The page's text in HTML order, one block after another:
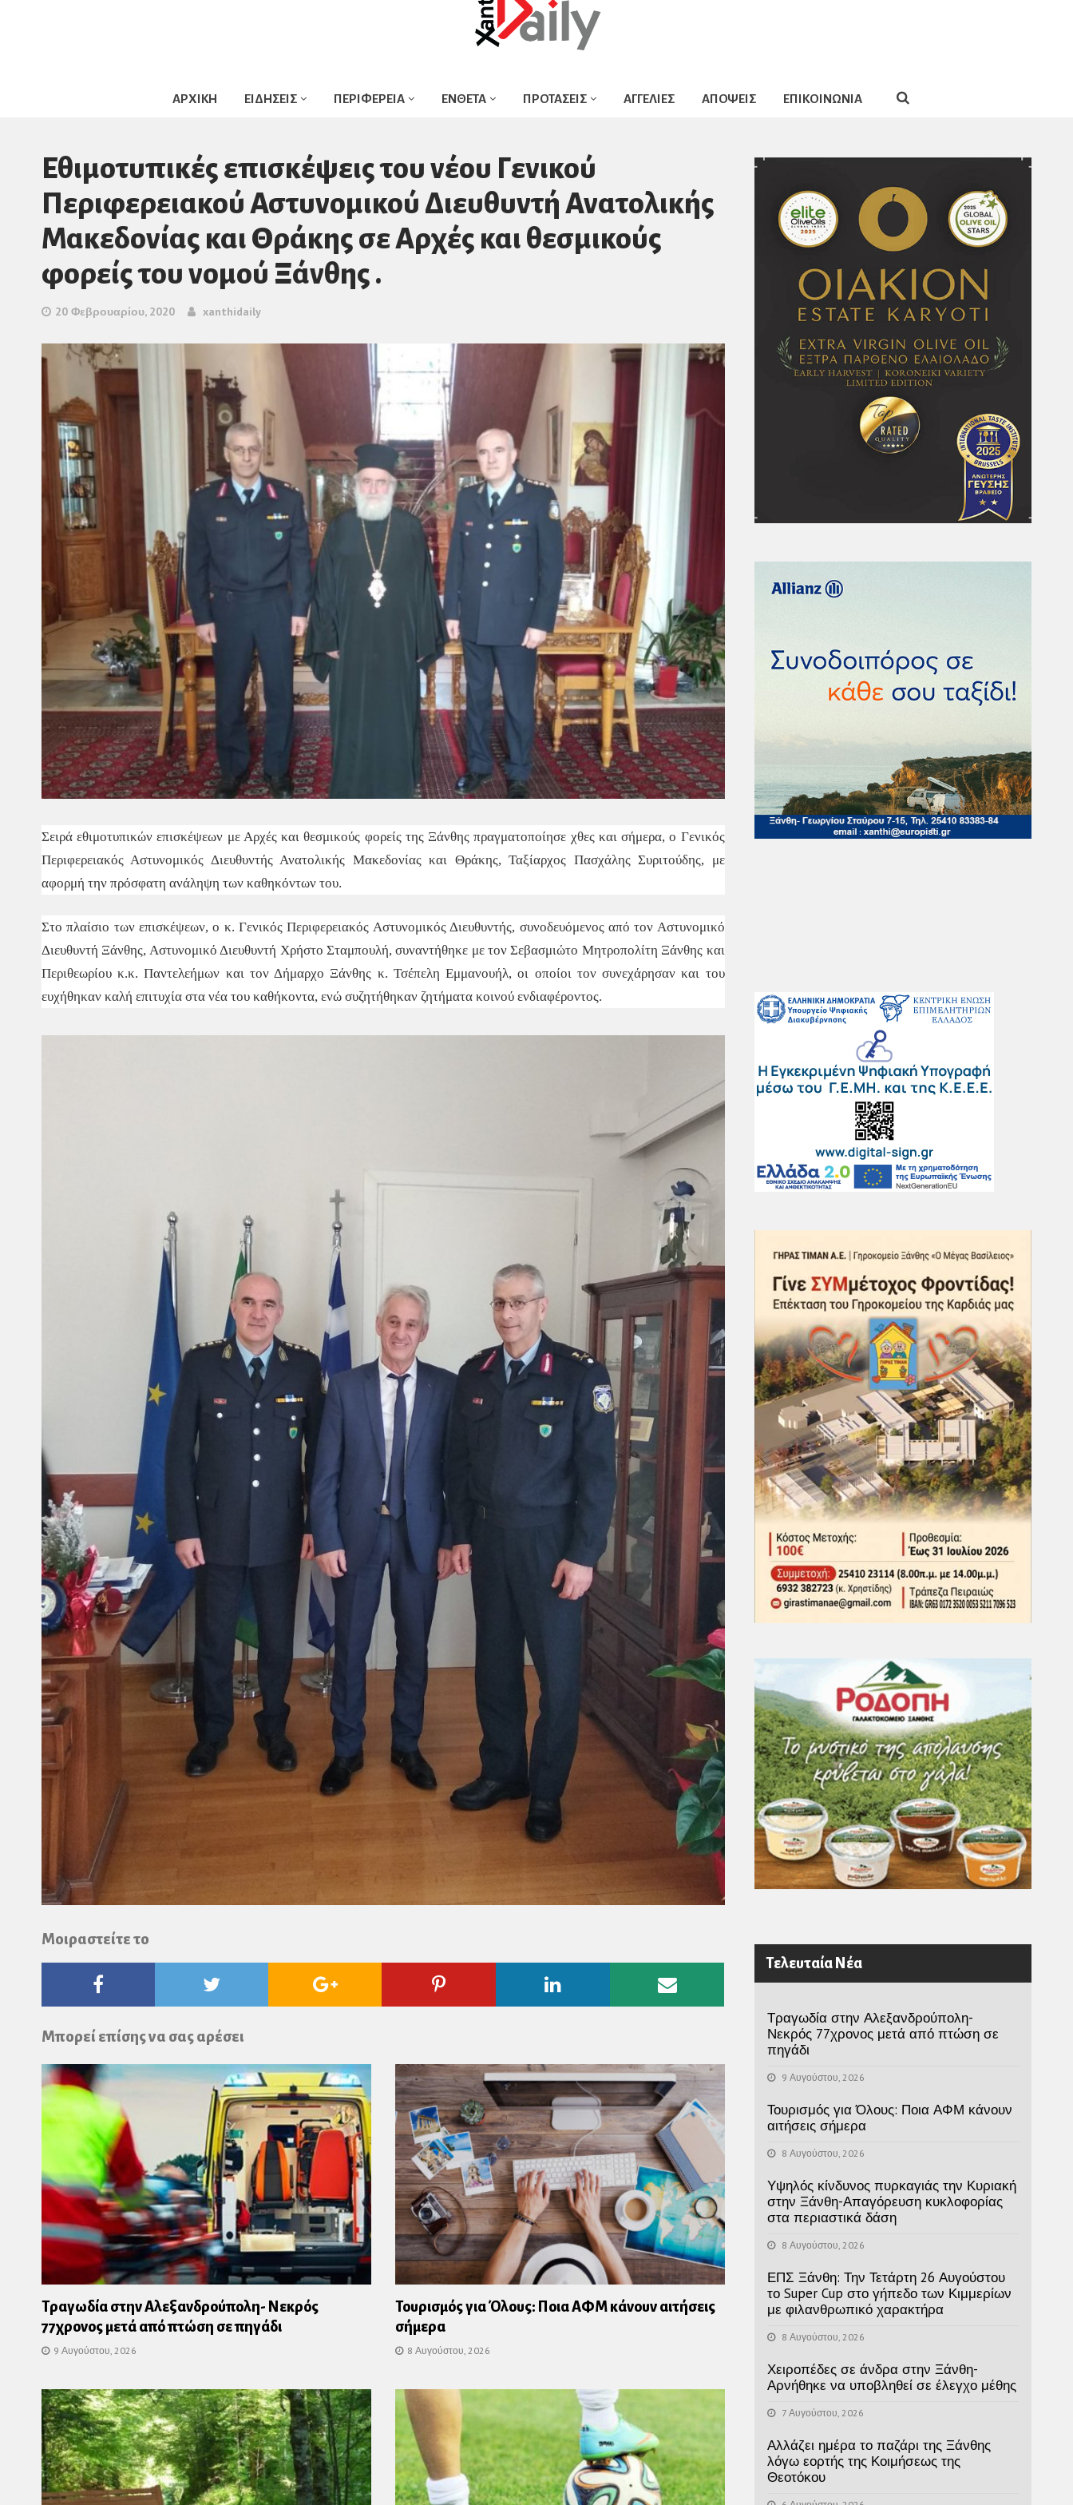
ΑΡΧΙΚΗ ΕΙΔΗΣΕΙΣ ΠΕΡΙΦΕΡΕΙΑ ΕΝΘΕΤΑ ΠΡΟΤΑΣΕΙΣ ΑΓΓΕΛΙΕΣ ΑΠΟΨΕΙΣ ΕΠΙΚΟΙΝΩΝΙΑ
Εθιμοτυπικές επισκέψεις του νέου Γενικού
Περιφερειακού Αστυνομικού Διευθυντή Ανατολικής
Μακεδονίας και Θράκης σε Αρχές και θεσμικούς
φορείς του νομού Ξάνθης .
20 Φεβρουαρίου, 2020 xanthidaily
Σειρά εθιμοτυπικών επισκέψεων με Αρχές και θεσμικούς φορείς της Ξάνθης πραγματοποίησε χθες και σήμερα, ο Γενικός
Περιφερειακός Αστυνομικός Διευθυντής Ανατολικής Μακεδονίας και Θράκης, Ταξίαρχος Πασχάλης Συριτούδης, με
αφορμή την πρόσφατη ανάληψη των καθηκόντων του.
Στο πλαίσιο των επισκέψεων, ο κ. Γενικός Περιφερειακός Αστυνομικός Διευθυντής, συνοδευόμενος από τον Αστυνομικό
Διευθυντή Ξάνθης, Αστυνομικό Διευθυντή Χρήστο Σταμπουλή, συναντήθηκε με τον Σεβασμιώτο Μητροπολίτη Ξάνθης και
Περιθεωρίου κ.κ. Παντελεήμων και τον Δήμαρχο Ξάνθης κ. Τσέπελη Εμμανουήλ, οι οποίοι τον συνεχάρησαν και του
ευχήθηκαν καλή επιτυχία στα νέα του καθήκοντα, ενώ συζητήθηκαν ζητήματα κοινού ενδιαφέροντος.
Μοιραστείτε το
Twitter
Google
Pinterest Linkedin Email
Μπορεί επίσης να σας αρέσει
Τραγωδία στην Αλεξανδρούπολη- Νεκρός
77χρονος μετά από πτώση σε πηγάδι
9 Αυγούστου, 2026
Τουρισμός για Όλους: Ποια ΑΦΜ κάνουν αιτήσεις
σήμερα
8 Αυγούστου, 2026
Τελευταία Νέα
Τραγωδία στην Αλεξανδρούπολη-
Νεκρός 77χρονος μετά από πτώση σε
πηγάδι
9 Αυγούστου, 2026
Τουρισμός για Όλους: Ποια ΑΦΜ κάνουν
αιτήσεις σήμερα
8 Αυγούστου, 2026
Υψηλός κίνδυνος πυρκαγιάς την Κυριακή
στην Ξάνθη-Απαγόρευση κυκλοφορίας
στα περιαστικά δάση
8 Αυγούστου, 2026
ΕΠΣ Ξάνθη: Την Τετάρτη 26 Αυγούστου
το Super Cup στο γήπεδο των Κιμμερίων
με φιλανθρωπικό χαρακτήρα
8 Αυγούστου, 2026
Χειροπέδες σε άνδρα στην Ξάνθη-
Αρνήθηκε να υποβληθεί σε έλεγχο μέθης
7 Αυγούστου, 2026
Αλλάζει ημέρα το παζάρι της Ξάνθης
λόγω εορτής της Κοιμήσεως της
Θεοτόκου